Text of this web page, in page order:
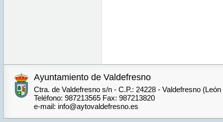
Ayuntamiento de Valdefresno
Ctra. de Valdefresno s/n - C.P.: 24228 - Valdefresno
Teléfono: 987213565 Fax: 987213820
e-mail: info@aytovaldefresno.es